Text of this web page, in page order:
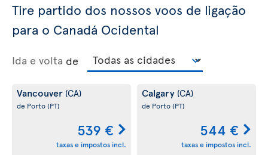
Tire partido dos nossos voos de ligação
para o Canadá Ocidental
Ida e volta de
Vancouver (CA)
de Porto(PT)
539 €
taxas e impostos incl.
Calgary (CA)
de Porto(PT)
544 €
taxas e impostos incl.